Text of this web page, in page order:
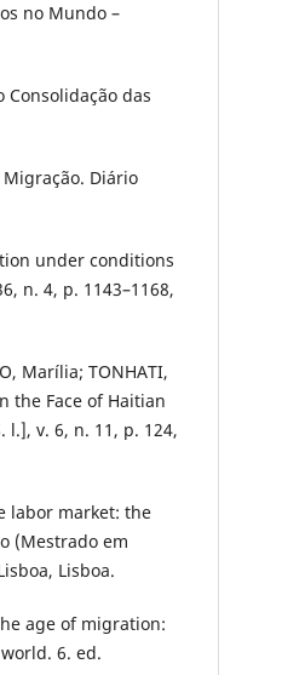
no Mundo –
Consolidação das
Migração. Diário
under conditions
n. 4, p. 1143–1168,
Marília; TONHATI,
the Face of Haitian
l.], v. 6, n. 11, p. 124,
labor market: the
(Mestrado em
Lisboa.
age of migration:
6. ed.